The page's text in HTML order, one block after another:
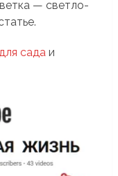
— светло-
сада и